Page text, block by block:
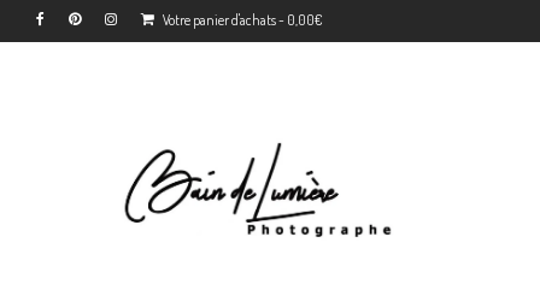
Votre panier d'achats- 0,00€